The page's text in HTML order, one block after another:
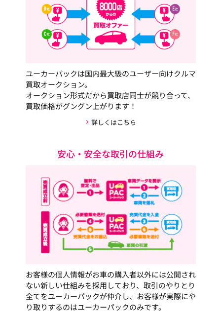
ユーカーパックは国内最大級のユーザー向けクルマ
買取オークション。
オークション形式だから買取店同士が競り合って、
買取価格がグングン上がります！
詳しくはこちら
安心・安全な取引の仕組み
お客様の個人情報がお車の購入者以外には公開され
ない新しい仕組みを採用しており、取引のやりとり
全てをユーカーパックが仲介し、お客様が実際にや
り取りするのはユーカーパックのみです。